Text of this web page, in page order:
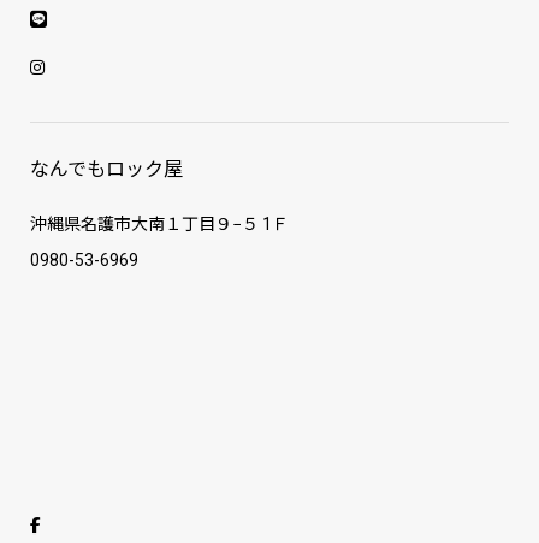
なんでもロック屋
沖縄県名護市大南１丁目９−５ 1Ｆ
0980-53-6969